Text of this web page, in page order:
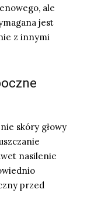
ale
jest
z innymi
skóry głowy
nasilenie
przed